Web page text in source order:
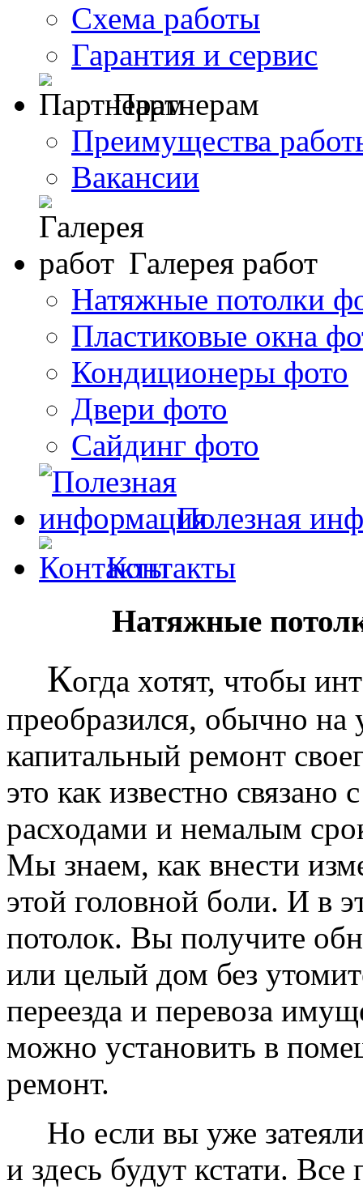
Схема работы
Гарантия и сервис
Партнерам
Преимущества
Вакансии
Галерея работ
Натяжные потолки
Пластиковые окна
Кондиционеры фото
Двери фото
Сайдинг фото
Полезная
Контакты
Натяжные
Когда хотят, чтобы
преобразился, обычно на
капитальный ремонт
это как известно
расходами и немалым
Мы знаем, как внести
этой головной боли. И в
потолок. Вы получите
или целый дом без
переезда и перевоза
можно установить в
ремонт.
Но если вы уже
и здесь будут кстати.